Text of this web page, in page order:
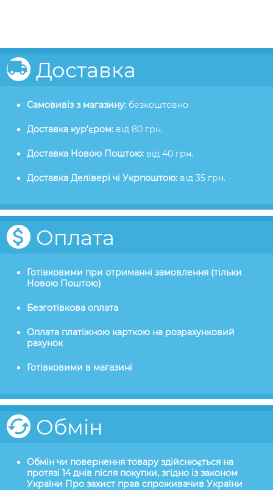
Доставка
Самовивіз з магазину: безкоштовно
Доставка кур'єром: від 80 грн.
Доставка Новою Поштою: від 40 грн.
Доставка Делівері чі Укрпоштою: від 35 грн.
Оплата
Готівковими при отриманні замовлення (тільки
Новою Поштою)
Безготівкова оплата
Оплата платіжною карткою на розрахунковий
рахунок
Готівковими в магазині
Обмін
Обмін чи повернення товару здійснюється на
протязі 14 днів після покупки, згідно із законом
України Про захист прав спроживачив України